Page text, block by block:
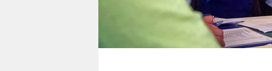
genossenschaft